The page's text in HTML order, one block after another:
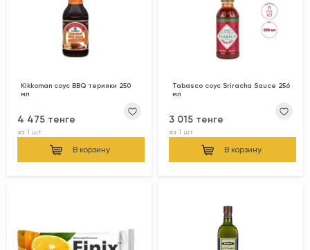
Kikkoman соус BBQ терияки 250
мл
4 475 тенге
за 1 шт
В корзину
Tabasco соус Sriracha Sauce 256
мл
3 015 тенге
за 1 шт
В корзину